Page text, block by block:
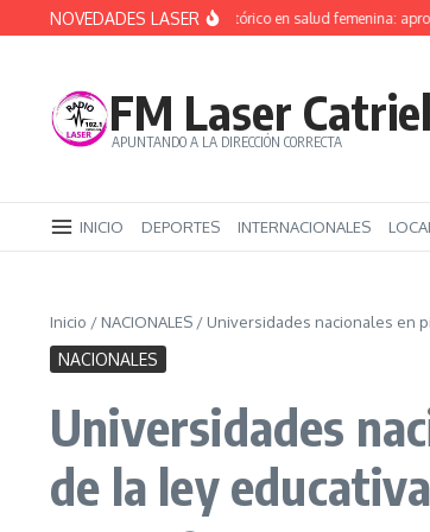
Saltar al contenido
NOVEDADES LASER
Río Negro da un paso histórico en salud femenina: aprobó
FM Laser Catriel
APUNTANDO A LA DIRECCIÓN CORRECTA
INICIO DEPORTES INTERNACIONALES
Inicio / NACIONALES / Universidades nacionales en
NACIONALES
Universidades
de la ley educativa